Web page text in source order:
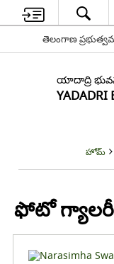
తెలంగాణ
యాదాద్రి
YADADRI
హోమ్
ఫోటో గ్యాలరీ